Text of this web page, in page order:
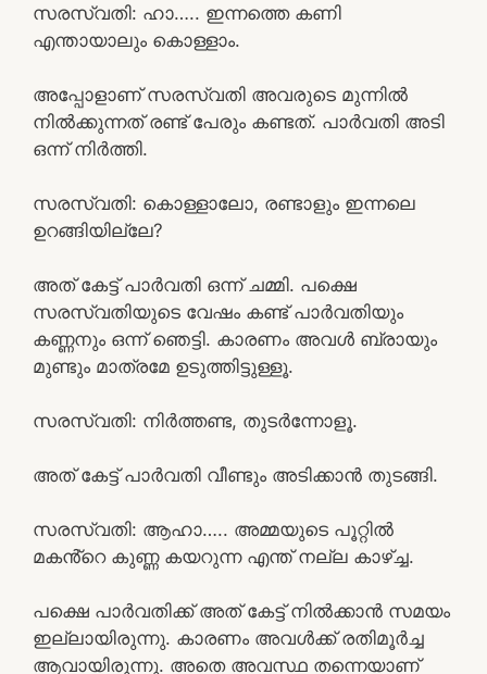
സരസ്വതി: ഹാ….. ഇന്നത്തെ കണി
എന്തായാലും കൊള്ളാം.
അപ്പോളാണ് സരസ്വതി അവരുടെ മുന്നിൽ
നിൽക്കുന്നത് രണ്ട് പേരും കണ്ടത്. പാർവതി അടി
ഒന്ന് നിർത്തി.
സരസ്വതി: കൊള്ളാലോ, രണ്ടാളും ഇന്നലെ
ഉറങ്ങിയില്ലേ?
അത് കേട്ട് പാർവതി ഒന്ന് ചമ്മി. പക്ഷെ
സരസ്വതിയുടെ വേഷം കണ്ട് പാർവതിയും
കണ്ണനും ഒന്ന് ഞെട്ടി. കാരണം അവൾ ബ്രായും
മുണ്ടും മാത്രമേ ഉടുത്തിട്ടുള്ളൂ.
സരസ്വതി: നിർത്തണ്ട, തുടർന്നോളൂ.
അത് കേട്ട് പാർവതി വീണ്ടും അടിക്കാൻ തുടങ്ങി.
സരസ്വതി: ആഹാ….. അമ്മയുടെ പൂറ്റിൽ
മകൻ്റെ കുണ്ണ കയറുന്ന എന്ത് നല്ല കാഴ്ച്ച.
പക്ഷെ പാർവതിക്ക് അത് കേട്ട് നിൽക്കാൻ സമയം
ഇല്ലായിരുന്നു. കാരണം അവൾക്ക് രതിമൂർച്ച
ആവായിരുന്നു. അതെ അവസ്ഥ തന്നെയാണ്